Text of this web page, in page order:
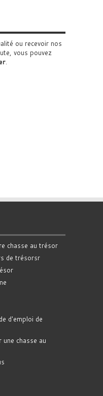
ou recevoir nos
vous pouvez
.
chasse au trésor
de trésorsr
d'emploi de
une chasse au